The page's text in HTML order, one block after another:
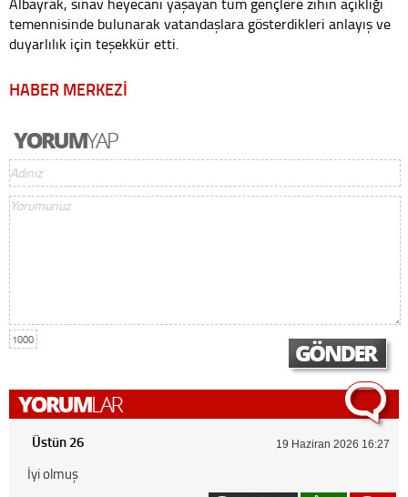
temennisinde bulunarak vatandaşlara gösterdikleri anlayış ve
duyarlılık için teşekkür etti.
HABER MERKEZİ
1000
Üstün 26 19 Haziran 2026 16:27
İyi olmuş